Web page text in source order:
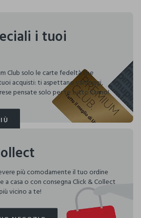
i tuoi
Club solo le carte fedeltà che
acquisti: ti aspettano vantaggi,
pensate solo per te tutto l'anno!
più comodamente il tuo ordine
a casa o con consegna Click & Collect
vicino a te!